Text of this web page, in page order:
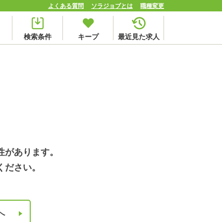
よくある質問 ソラジョブとは 職種変更
検索条件 キープ 最近見た求人
あります。
さい。